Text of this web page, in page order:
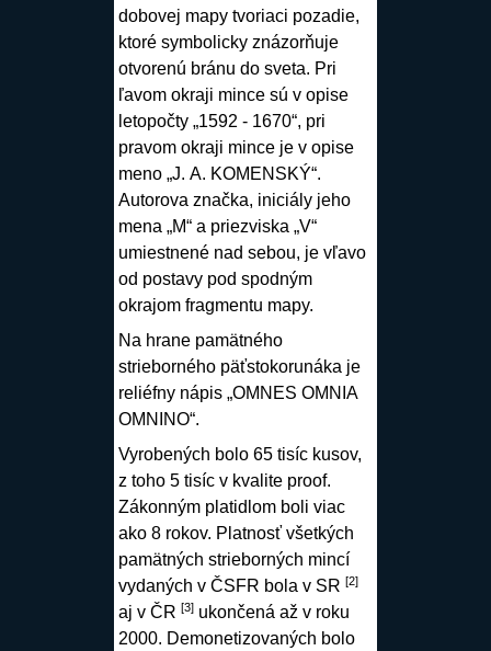
dobovej mapy tvoriaci pozadie,
ktoré symbolicky znázorňuje
otvorenú bránu do sveta. Pri
ľavom okraji mince sú v opise
letopočty „1592 - 1670“, pri
pravom okraji mince je v opise
meno „J. A. KOMENSKÝ“.
Autorova značka, iniciály jeho
mena „M“ a priezviska „V“
umiestnené nad sebou, je vľavo
od postavy pod spodným
okrajom fragmentu mapy.
Na hrane pamätného
strieborného päťstokorunáka je
reliéfny nápis „OMNES OMNIA
OMNINO“.
Vyrobených bolo 65 tisíc kusov,
z toho 5 tisíc v kvalite proof.
Zákonným platidlom boli viac
ako 8 rokov. Platnosť všetkých
pamätných strieborných mincí
vydaných v ČSFR bola v SR [2]
aj v ČR [3]ukončená až v roku
2000. Demonetizovaných bolo